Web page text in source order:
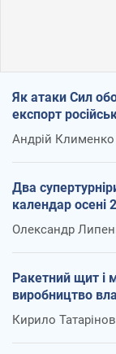
Як атаки Сил
експорт
Андрій Клименко
Два
календар осені
Олександр
Ракетний щит і
виробництво
Кирило Татарінов